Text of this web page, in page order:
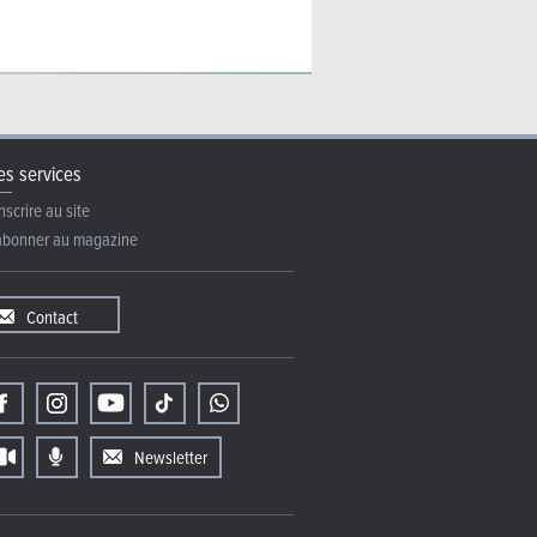
services
au site
au magazine
Contact
Newsletter